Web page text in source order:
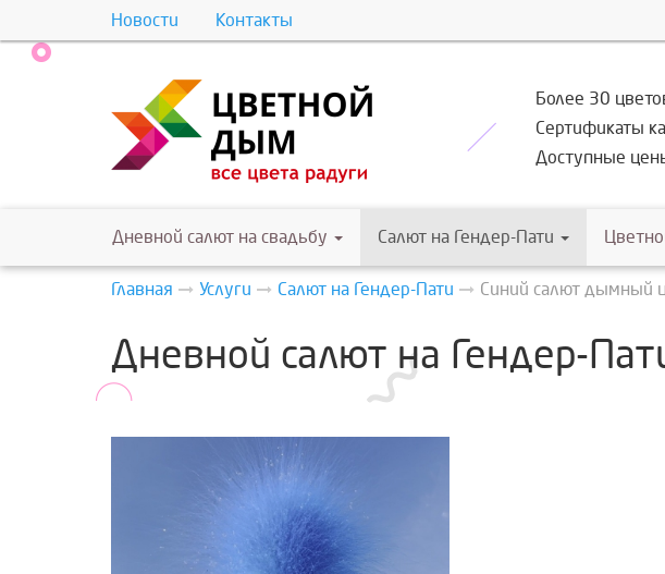
Новости Контакты
Более 30
Сертификаты
Доступные
Дневной салют на свадьбу Салют на Гендер-Пати
Главная Услуги Салют на Гендер-Пати Синий салют дымный
Дневной салют на Гендер-